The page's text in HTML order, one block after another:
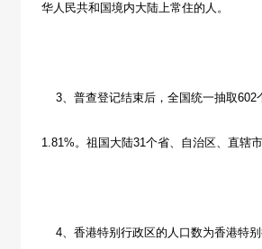
华人民共和国境内大陆上常住的人。
3、普查登记结束后，全国统一抽取602
1.81%。祖国大陆31个省、自治区、直辖
4、香港特别行政区的人口数为香港特